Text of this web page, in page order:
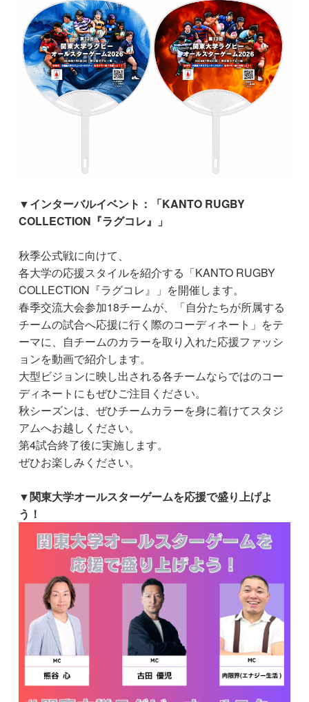
▼インターバルイベント：「KANTO RUGBY
COLLECTION『ラグコレ』」
秋季公式戦に向けて、
各大学の応援スタイルを紹介する「KANTO RUGBY
COLLECTION『ラグコレ』」を開催します。
春季交流大会参加18チームが、「自分たちが所属する
チームの試合へ応援に行く際のコーディネート」をテ
ーマに、自チームのカラーを取り入れた応援ファッシ
ョンを動画で紹介します。
大型ビジョンに映し出される各チームならではのコー
ディネートにもぜひご注目ください。
秋シーズンは、ぜひチームカラーを身に着けてスタジ
アムへお越しください。
第4試合終了後に実施します。
ぜひお楽しみください。
▼関東大学オールスターゲームを応援で盛り上げよ
う！